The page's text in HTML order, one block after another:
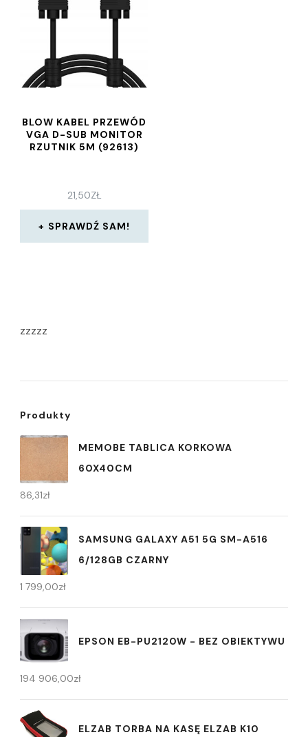
BLOW KABEL PRZEWÓD
VGA D-SUB MONITOR
RZUTNIK 5M (92613)
21,50ZŁ
SPRAWDŹ SAM!
zzzzz
Produkty
MEMOBE TABLICA KORKOWA
60X40CM
86,31zł
SAMSUNG GALAXY A51 5G SM-A516
6/128GB CZARNY
1 799,00zł
EPSON EB-PU2120W - BEZ OBIEKTYWU
194 906,00zł
ELZAB TORBA NA KASĘ ELZAB K10